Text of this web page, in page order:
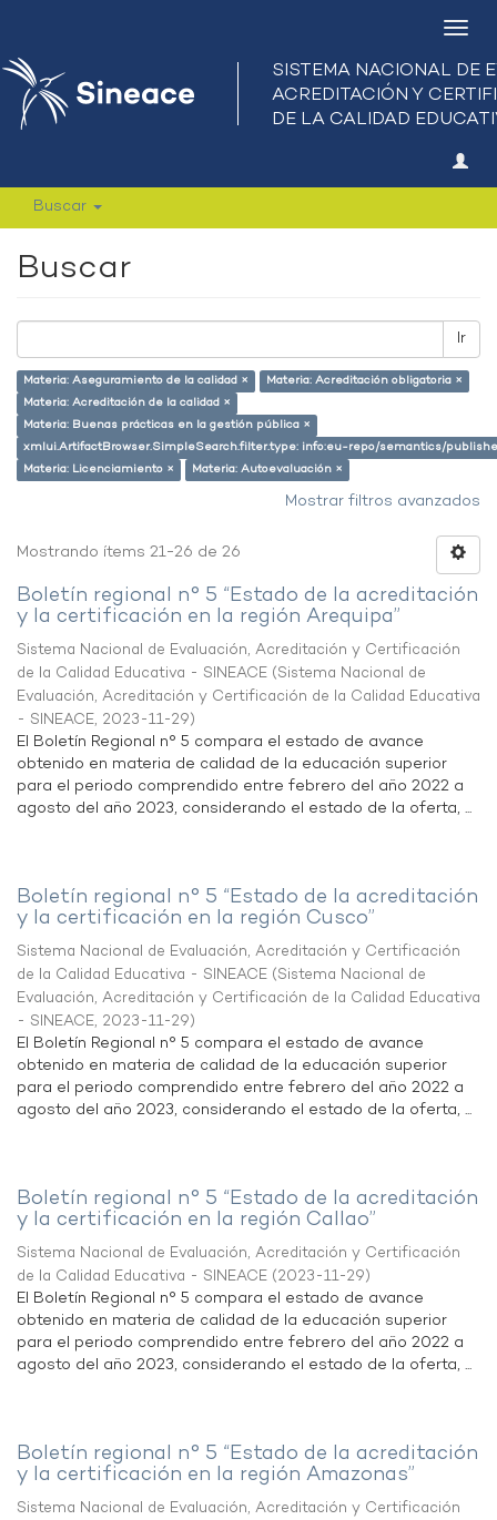
Buscar
Buscar
Ir
Materia: Aseguramiento de la calidad ×
Materia: Acreditación obligatoria ×
Materia: Acreditación de la calidad ×
Materia: Buenas prácticas en la gestión pública ×
xmlui.ArtifactBrowser.SimpleSearch.filter.type: info:eu-repo/semantics/
Materia: Licenciamiento ×
Materia: Autoevaluación ×
Mostrar filtros avanzados
Mostrando ítems 21-26 de 26
Boletín regional n° 5 “Estado de la acreditación
y la certificación en la región Arequipa”
Sistema Nacional de Evaluación, Acreditación y Certificación
de la Calidad Educativa - SINEACE (Sistema Nacional de
Evaluación, Acreditación y Certificación de la Calidad Educativa
- SINEACE, 2023-11-29)
El Boletín Regional n° 5 compara el estado de avance
obtenido en materia de calidad de la educación superior
para el periodo comprendido entre febrero del año 2022 a
agosto del año 2023, considerando el estado de la oferta, ...
Boletín regional n° 5 “Estado de la acreditación
y la certificación en la región Cusco”
Sistema Nacional de Evaluación, Acreditación y Certificación
de la Calidad Educativa - SINEACE (Sistema Nacional de
Evaluación, Acreditación y Certificación de la Calidad Educativa
- SINEACE, 2023-11-29)
El Boletín Regional n° 5 compara el estado de avance
obtenido en materia de calidad de la educación superior
para el periodo comprendido entre febrero del año 2022 a
agosto del año 2023, considerando el estado de la oferta, ...
Boletín regional n° 5 “Estado de la acreditación
y la certificación en la región Callao”
Sistema Nacional de Evaluación, Acreditación y Certificación
de la Calidad Educativa - SINEACE (2023-11-29)
El Boletín Regional n° 5 compara el estado de avance
obtenido en materia de calidad de la educación superior
para el periodo comprendido entre febrero del año 2022 a
agosto del año 2023, considerando el estado de la oferta, ...
Boletín regional n° 5 “Estado de la acreditación
y la certificación en la región Amazonas”
Sistema Nacional de Evaluación, Acreditación y Certificación